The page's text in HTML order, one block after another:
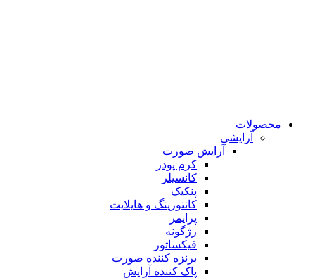
محصولات
آرایشی
آرایش صورت
کرم پودر
کانسیلر
پنکیک
کانتورینگ و هایلایت
پرایمر
رژگونه
فیکساتور
برنزه کننده صورت
پاک کننده آرایش